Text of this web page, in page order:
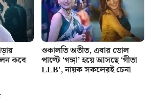
কবে
ওকালতি অতীত, এবার ভোল
পাল্টে ‘গঙ্গা’ হয়ে আসছে ‘গীতা
LLB’, নায়ক সকলেরই চেনা